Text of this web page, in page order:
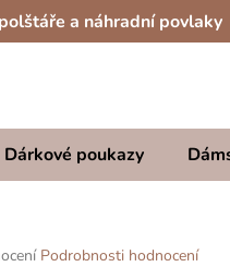
a náhradní povlaky
Dárkové poukazy
Podrobnosti hodnocení